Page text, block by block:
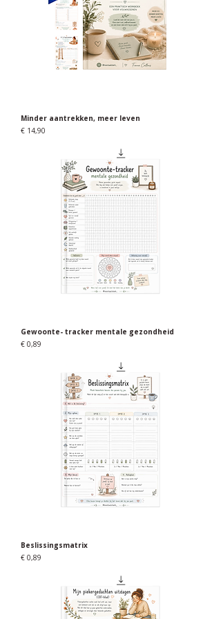
Minder aantrekken, meer leven
Prijs
€ 14,90
Gewoonte- tracker mentale gezondheid
Prijs
€ 0,89
Beslissingsmatrix
Prijs
€ 0,89